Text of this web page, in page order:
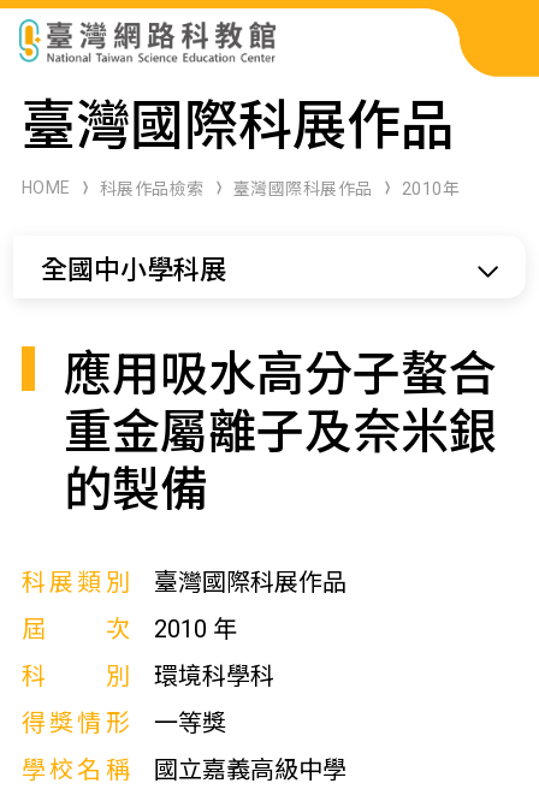
科展作品檢索
科學研習月刊
臺灣國際科展作品
HOME 科展作品檢索 臺灣國際科展作品 2010年
全國中小學科展
應用吸水高分子螯合
重金屬離子及奈米銀
的製備
科展類別
臺灣國際科展作品
屆次
2010 年
科別
環境科學科
得獎情形
一等獎
學校名稱
國立嘉義高級中學